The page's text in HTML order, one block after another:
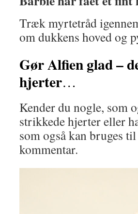
Træk myrtetråd
om dukkens hoved og
Gør Alfien glad –
hjerter…
Kender du nogle, som
strikkede hjerter eller
som også kan bruges
kommentar.